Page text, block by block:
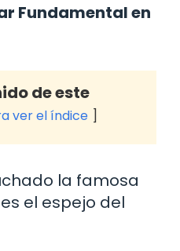
Fundamental en
de este
ver el índice
la famosa
el espejo del